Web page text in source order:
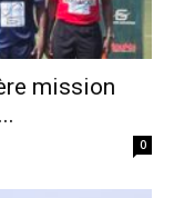
mission
0